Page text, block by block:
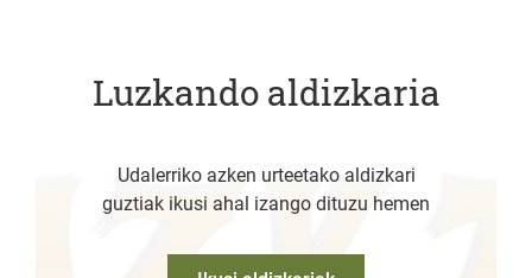
Luzkando aldizkaria
Udalerriko azken urteetako aldizkari
guztiak ikusi ahal izango dituzu hemen